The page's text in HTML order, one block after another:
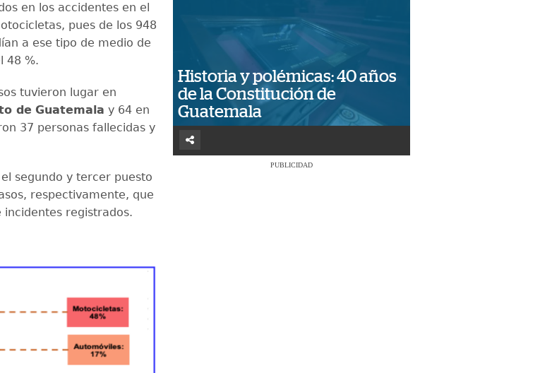
en los accidentes en el
pues de los 948
a ese tipo de medio de
48 %.
tuvieron lugar en
de Guatemala y 64 en
37 personas fallecidas y
segundo y tercer puesto
respectivamente, que
incidentes registrados.
Historia y polémicas: 40 años
de la Constitución de
Guatemala
PUBLICIDAD